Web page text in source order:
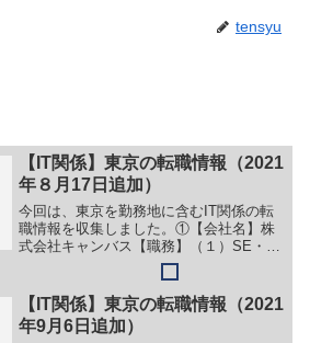
tensyu
【IT関係】東京の転職情報（2021
年８月17日追加）
今回は、東京を勤務地に含むIT関係の転
職情報を収集しました。①【会社名】株
式会社キャンバス【職務】（１）SE・プ
ログラマー（２）ITエンジニア（３）イ
ンフラエンジニア（４）企画営業（５）
デジタルマーケティング【勤務地】港区
赤坂9-5-26等...
【IT関係】東京の転職情報（2021
年9月6日追加）